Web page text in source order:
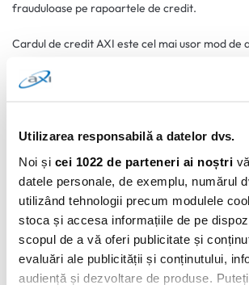
Utilizarea responsabilă a datelor dvs.
Noi și cei 1022 de parteneri ai noștri
datele personale, de exemplu, numărul
utilizând tehnologii precum modulele
stoca și accesa informațiile de pe
scopul de a vă oferi publicitate și
evaluări ale publicității și conținutului,
audiență și dezvoltare de produse.
frauduloase pe rapoartele de credit.
Cardul de credit AXI este cel mai usor mod de
in curand un card de credit de club, care iti
0 comentarii